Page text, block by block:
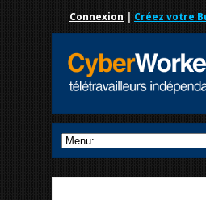
Connexion | Créez votre